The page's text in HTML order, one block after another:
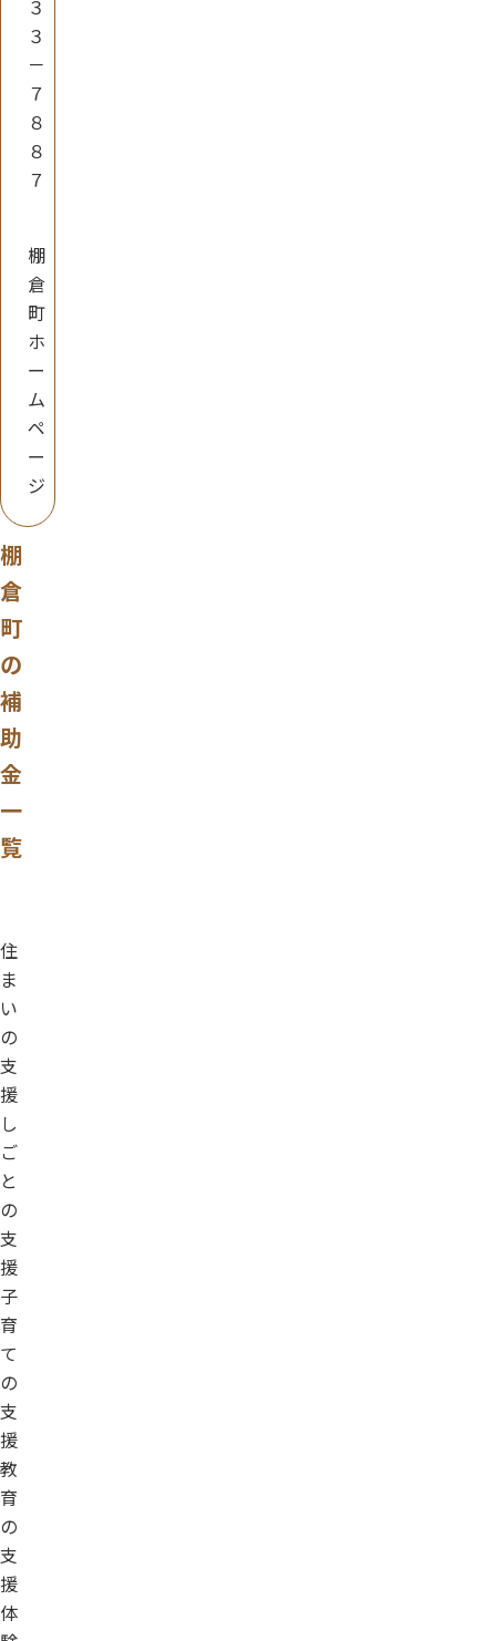
３
３
－
７
８
８
７
棚
倉
町
ホ
ー
ム
ペ
ー
ジ
棚
倉
町
の
補
助
金
一
覧
住
ま
い
の
支
援
し
ご
と
の
支
援
子
育
て
の
支
援
教
育
の
支
援
体